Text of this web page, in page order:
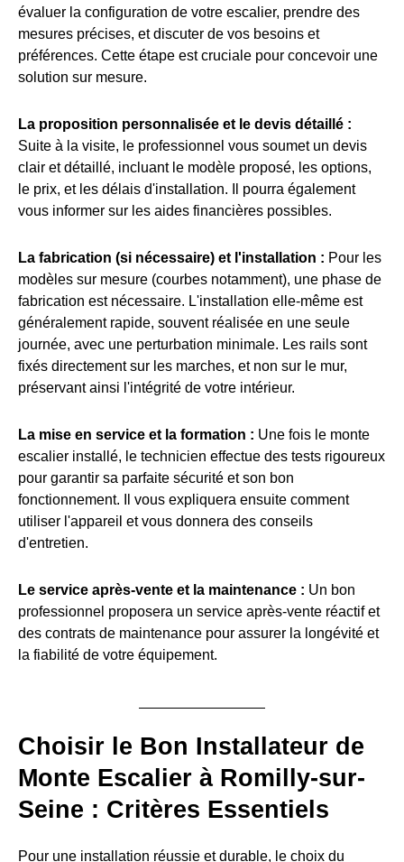
évaluer la configuration de votre escalier, prendre des
mesures précises, et discuter de vos besoins et
préférences. Cette étape est cruciale pour concevoir une
solution sur mesure.
La proposition personnalisée et le devis détaillé :
Suite à la visite, le professionnel vous soumet un devis
clair et détaillé, incluant le modèle proposé, les options,
le prix, et les délais d'installation. Il pourra également
vous informer sur les aides financières possibles.
La fabrication (si nécessaire) et l'installation : Pour les
modèles sur mesure (courbes notamment), une phase de
fabrication est nécessaire. L'installation elle-même est
généralement rapide, souvent réalisée en une seule
journée, avec une perturbation minimale. Les rails sont
fixés directement sur les marches, et non sur le mur,
préservant ainsi l'intégrité de votre intérieur.
La mise en service et la formation : Une fois le monte
escalier installé, le technicien effectue des tests rigoureux
pour garantir sa parfaite sécurité et son bon
fonctionnement. Il vous expliquera ensuite comment
utiliser l'appareil et vous donnera des conseils
d'entretien.
Le service après-vente et la maintenance : Un bon
professionnel proposera un service après-vente réactif et
des contrats de maintenance pour assurer la longévité et
la fiabilité de votre équipement.
Choisir le Bon Installateur de
Monte Escalier à Romilly-sur-
Seine : Critères Essentiels
Pour une installation réussie et durable, le choix du